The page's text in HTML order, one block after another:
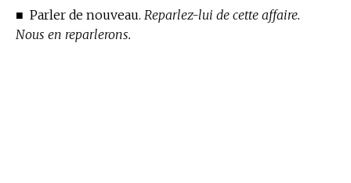
■ Parler de nouveau. Reparlez-lui de cette affaire.
Nous en reparlerons.